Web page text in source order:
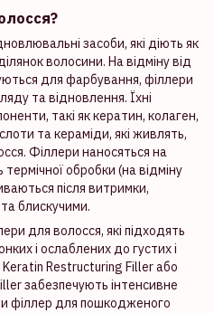
засоби, які діють як
волосини. На відміну від
для фарбування, філлери
та відновлення. Їхні
такі як кератин, колаген,
та кераміди, які живлять,
Філлери наносяться на
обробки (на відміну
після витримки,
блискучими.
для волосся, які підходять
і ослаблених до густих і
Restructuring Filler або
забезпечують інтенсивне
філлер для пошкодженого